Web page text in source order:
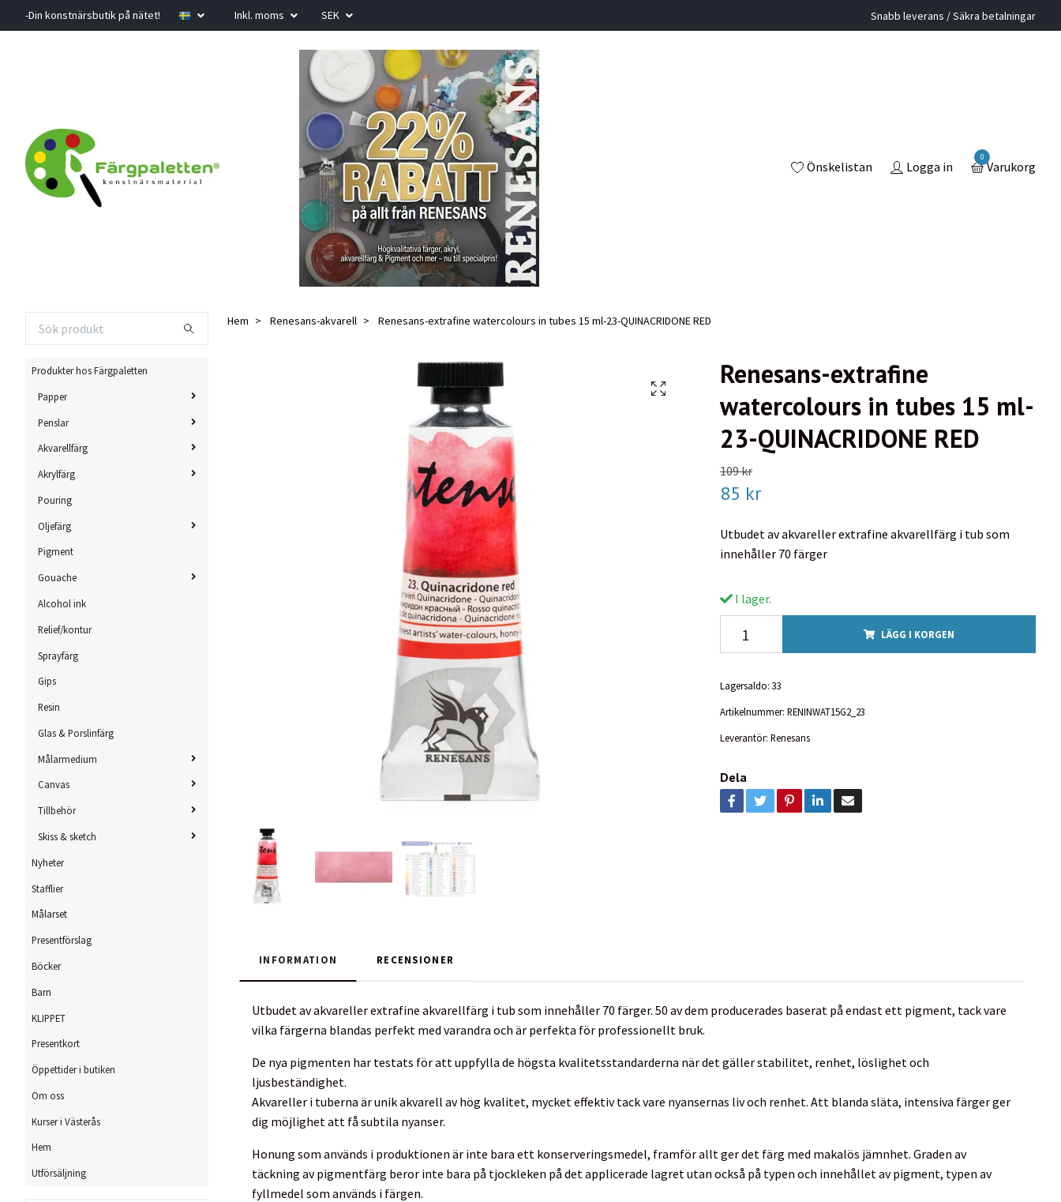
-Din konstnärsbutik på nätet! Inkl. moms SEK Snabb leverans / Säkra betalningar
Önskelistan Logga in
0
Varukorg
Produkter hos Färgpaletten
Papper
Penslar
Akvarellfärg
Akrylfärg
Pouring
Oljefärg
Pigment
Gouache
Alcohol ink
Relief/kontur
Sprayfärg
Gips
Resin
Glas & Porslinfärg
Målarmedium
Canvas
Tillbehör
Skiss & sketch
Nyheter
Stafflier
Målarset
Presentförslag
Böcker
Barn
KLIPPET
Presentkort
Öppettider i butiken
Om oss
Kurser i Västerås
Hem
Utförsäljning
Hem Renesans-akvarell Renesans-extrafine watercolours in tubes 15 ml-23-QUINACRIDONE RED
Renesans-extrafine
watercolours in tubes 15 ml-
23-QUINACRIDONE RED
109 kr
85 kr
Utbudet av akvareller extrafine akvarellfärg i tub som
innehåller 70 färger
I lager.
LÄGG I KORGEN
Lagersaldo: 33
Artikelnummer: RENINWAT15G2_23
Leverantör: Renesans
Dela
INFORMATION RECENSIONER
Utbudet av akvareller extrafine akvarellfärg i tub som innehåller 70 färger. 50 av dem producerades baserat på endast ett pigment, tack vare
vilka färgerna blandas perfekt med varandra och är perfekta för professionellt bruk.
De nya pigmenten har testats för att uppfylla de högsta kvalitetsstandarderna när det gäller stabilitet, renhet, löslighet och
ljusbeständighet.
Akvareller i tuberna är unik akvarell av hög kvalitet, mycket effektiv tack vare nyansernas liv och renhet. Att blanda släta, intensiva färger ger
dig möjlighet att få subtila nyanser.
Honung som används i produktionen är inte bara ett konserveringsmedel, framför allt ger det färg med makalös jämnhet. Graden av
täckning av pigmentfärg beror inte bara på tjockleken på det applicerade lagret utan också på typen och innehållet av pigment, typen av
fyllmedel som används i färgen.